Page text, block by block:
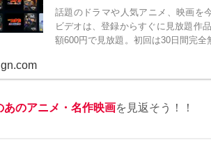
話題のドラマや人気アニメ、映画を
ビデオは、登録からすぐに見放題作
額600円で見放題。初回は30日間完全
あのアニメ・名作映画を見返そう！！